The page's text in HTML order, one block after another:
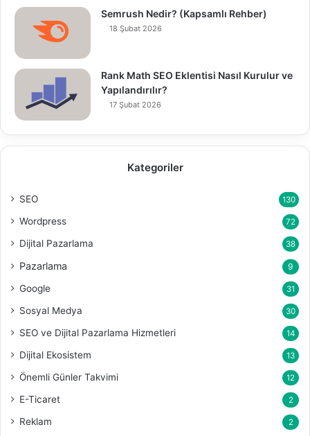
Semrush Nedir? (Kapsamlı Rehber)
18 Şubat 2026
Rank Math SEO Eklentisi Nasıl Kurulur ve
Yapılandırılır?
17 Şubat 2026
Kategoriler
SEO 130
Wordpress 72
Dijital Pazarlama 38
Pazarlama 9
Google 31
Sosyal Medya 30
SEO ve Dijital Pazarlama Hizmetleri 14
Dijital Ekosistem 13
Önemli Günler Takvimi 12
E-Ticaret 2
Reklam 2